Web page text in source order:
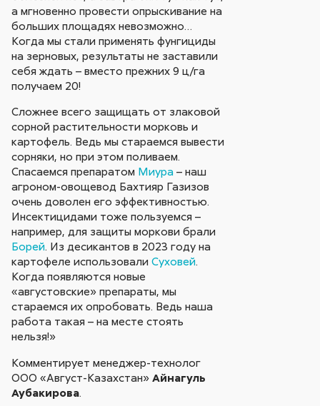
а мгновенно провести опрыскивание на
больших площадях невозможно…
Когда мы стали применять фунгициды
на зерновых, результаты не заставили
себя ждать – вместо прежних 9 ц/га
получаем 20!
Сложнее всего защищать от злаковой
сорной растительности морковь и
картофель. Ведь мы стараемся вывести
сорняки, но при этом поливаем.
Спасаемся препаратом Миура – наш
агроном-овощевод Бахтияр Газизов
очень доволен его эффективностью.
Инсектицидами тоже пользуемся –
например, для защиты моркови брали
Борей. Из десикантов в 2023 году на
картофеле использовалиСуховей.
Когда появляются новые
«августовские» препараты, мы
стараемся их опробовать. Ведь наша
работа такая – на месте стоять
нельзя!»
Комментирует менеджер-технолог
ООО «Август-Казахстан»Айнагуль
Аубакирова.